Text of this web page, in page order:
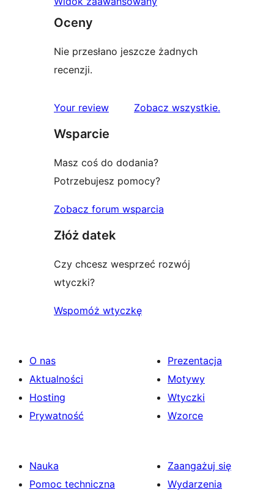
Oceny
Nie przesłano jeszcze żadnych
recenzji.
Your review Zobacz wszystkierecenzje
.
Wsparcie
Masz coś do dodania?
Potrzebujesz pomocy?
Zobacz forum wsparcia
Złóż datek
Czy chcesz wesprzeć rozwój
wtyczki?
Wspomóż wtyczkę
O nas
Aktualności
Hosting
Prywatność
Prezentacja
Motywy
Wtyczki
Wzorce
Nauka
Pomoc techniczna
Zaangażuj się
Wydarzenia